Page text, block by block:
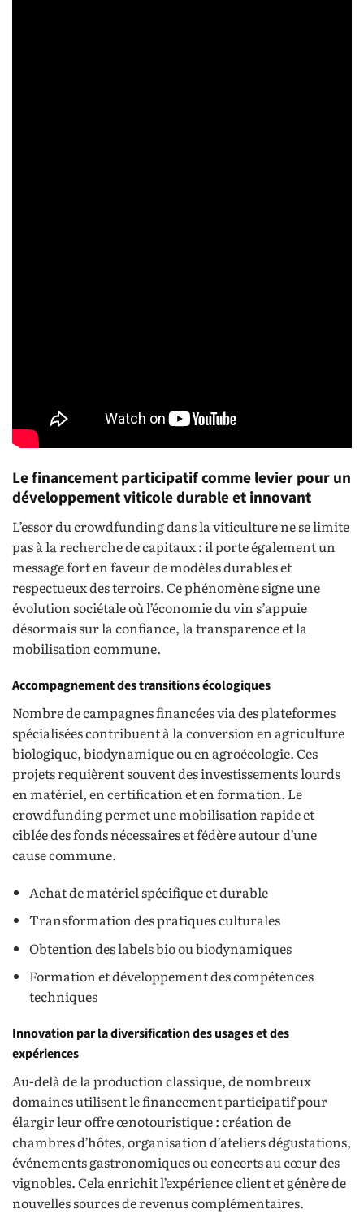
Le financement participatif comme levier pour un
développement viticole durable et innovant
L’essor du crowdfunding dans la viticulture ne se limite
pas à la recherche de capitaux : il porte également un
message fort en faveur de modèles durables et
respectueux des terroirs. Ce phénomène signe une
évolution sociétale où l’économie du vin s’appuie
désormais sur la confiance, la transparence et la
mobilisation commune.
Accompagnement des transitions écologiques
Nombre de campagnes financées via des plateformes
spécialisées contribuent à la conversion en agriculture
biologique, biodynamique ou en agroécologie. Ces
projets requièrent souvent des investissements lourds
en matériel, en certification et en formation. Le
crowdfunding permet une mobilisation rapide et
ciblée des fonds nécessaires et fédère autour d’une
cause commune.
Achat de matériel spécifique et durable
Transformation des pratiques culturales
Obtention des labels bio ou biodynamiques
Formation et développement des compétences
techniques
Innovation par la diversification des usages et des
expériences
Au-delà de la production classique, de nombreux
domaines utilisent le financement participatif pour
élargir leur offre œnotouristique : création de
chambres d’hôtes, organisation d’ateliers dégustations,
événements gastronomiques ou concerts au cœur des
vignobles. Cela enrichit l’expérience client et génère de
nouvelles sources de revenus complémentaires.